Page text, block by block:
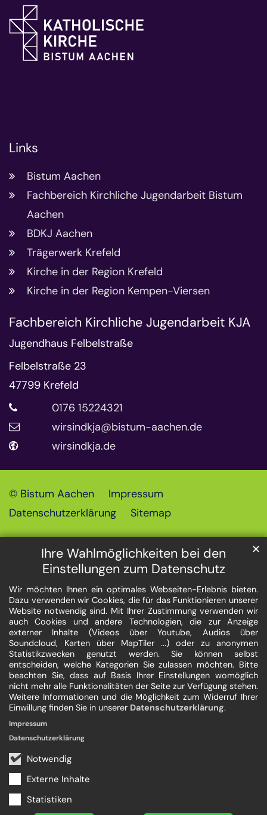
Ihre Wahlmöglichkeiten bei den
Einstellungen zum Datenschutz
Wir möchten Ihnen ein optimales Webseiten-Erlebnis bieten.
Dazu verwenden wir Cookies, die für das Funktionieren unserer
Website notwendig sind. Mit Ihrer Zustimmung verwenden wir
auch Cookies und andere Technologien, die zur Anzeige
externer Inhalte (Videos über Youtube, Audios über
Soundcloud, Karten über MapTiler ...) oder zu anonymen
Statistikzwecken genutzt werden. Sie können selbst
entscheiden, welche Kategorien Sie zulassen möchten. Bitte
beachten Sie, dass auf Basis Ihrer Einstellungen womöglich
nicht mehr alle Funktionalitäten der Seite zur Verfügung stehen.
Weitere Informationen und die Möglichkeit zum Widerruf Ihrer
Einwillung finden Sie in unserer Datenschutzerklärung.
Notwendig
Externe Inhalte
Statistiken
✕
Impressum
Datenschutzerklärung
Links
Bistum Aachen
Fachbereich Kirchliche Jugendarbeit Bistum
Aachen
BDKJ Aachen
Trägerwerk Krefeld
Kirche in der Region Krefeld
Kirche in der Region Kempen-Viersen
Fachbereich Kirchliche Jugendarbeit KJA
Jugendhaus Felbelstraße
Felbelstraße 23
47799 Krefeld
0176 15224321
wirsindkja@bistum-aachen.de
wirsindkja.de
© Bistum Aachen
Impressum
Datenschutzerklärung
Sitemap